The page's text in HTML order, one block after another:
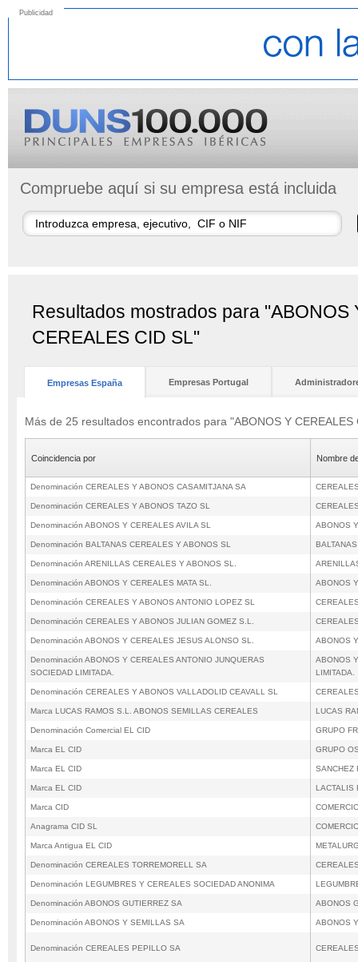
Publicidad
Compruebe aquí si su empresa está incluida
Resultados mostrados para "ABONOS
CEREALES CID SL"
Empresas España Empresas Portugal
Más de 25 resultados encontrados para "ABONOS Y CEREALES
Coincidencia por Nombre
Denominación CEREALES Y ABONOS CASAMITJANA SA
Denominación CEREALES Y ABONOS TAZO SL
Denominación ABONOS Y CEREALES AVILA SL ABONOS
Denominación BALTANAS CEREALES Y ABONOS SL
Denominación ARENILLAS CEREALES Y ABONOS SL.
Denominación ABONOS Y CEREALES MATA SL. ABONOS
Denominación CEREALES Y ABONOS ANTONIO LOPEZ SL
Denominación CEREALES Y ABONOS JULIAN GOMEZ S.L.
Denominación ABONOS Y CEREALES JESUS ALONSO SL. ABONOS
Denominación ABONOS Y CEREALES ANTONIO JUNQUERAS
SOCIEDAD LIMITADA.
ABONOS
LIMITADA.
Denominación CEREALES Y ABONOS VALLADOLID CEAVALL SL
Marca LUCAS RAMOS S.L. ABONOS SEMILLAS CEREALES LUCAS
Denominación Comercial EL CID GRUPO
Marca EL CID GRUPO
Marca EL CID SANCHEZ
Marca EL CID LACTALIS
Marca CID
Anagrama CID SL
Marca Antigua EL CID
Denominación CEREALES TORREMORELL SA
Denominación LEGUMBRES Y CEREALES SOCIEDAD ANONIMA
Denominación ABONOS GUTIERREZ SA ABONOS
Denominación ABONOS Y SEMILLAS SA ABONOS
Denominación CEREALES PEPILLO SA